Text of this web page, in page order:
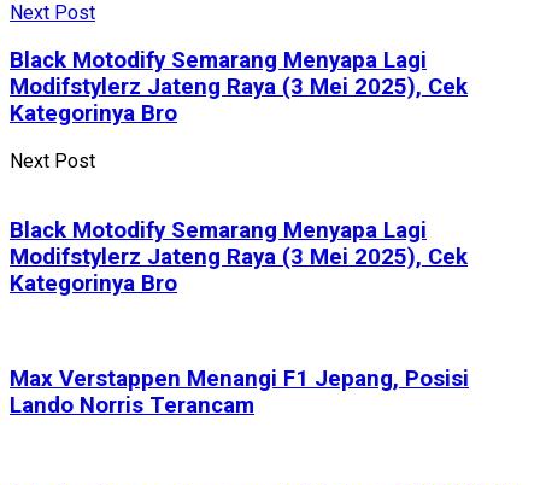
Next Post
Black Motodify Semarang Menyapa Lagi
Modifstylerz Jateng Raya (3 Mei 2025), Cek
Kategorinya Bro
Next Post
Black Motodify Semarang Menyapa Lagi
Modifstylerz Jateng Raya (3 Mei 2025), Cek
Kategorinya Bro
Max Verstappen Menangi F1 Jepang, Posisi
Lando Norris Terancam